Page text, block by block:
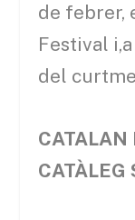
de febrer,
Festival
del
CATALAN
CATÀLEG